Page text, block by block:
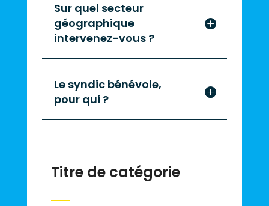
Sur quel secteur
géographique
intervenez-vous ?
Le syndic bénévole,
pour qui ?
Titre de catégorie